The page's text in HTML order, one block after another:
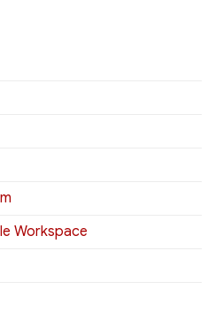
Workspace